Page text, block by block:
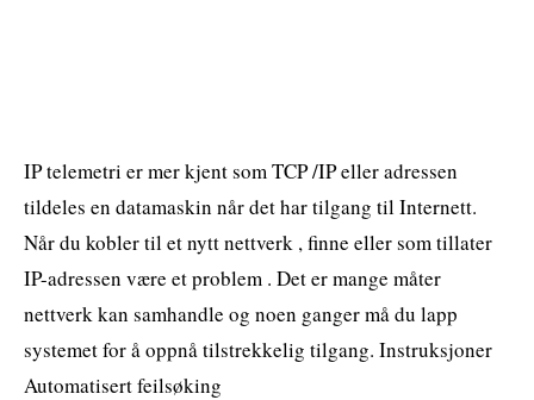
IP telemetri er mer kjent som TCP /IP eller adressen
tildeles en datamaskin når det har tilgang til Internett.
Når du kobler til et nytt nettverk , finne eller som tillater
IP-adressen være et problem . Det er mange måter
nettverk kan samhandle og noen ganger må du lapp
systemet for å oppnå tilstrekkelig tilgang. Instruksjoner
Automatisert feilsøking